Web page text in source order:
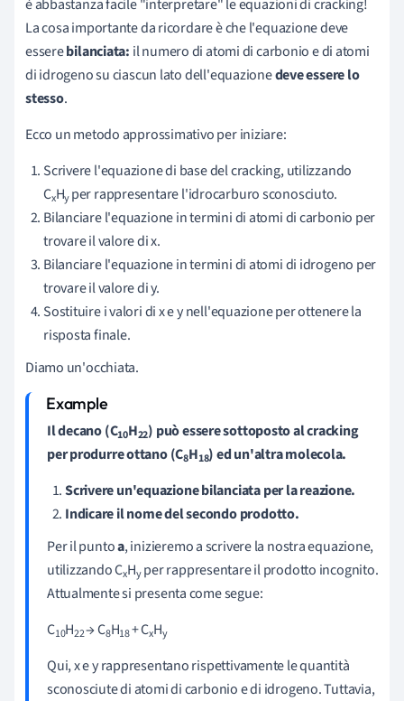
è abbastanza facile "interpretare" le equazioni di cracking!
La cosa importante da ricordare è che l'equazione deve
esserebilanciata: il numero di atomi di carbonio e di atomi
di idrogeno su ciascun lato dell'equazionedeve essere lo
stesso.
Ecco un metodo approssimativo per iniziare:
Scrivere l'equazione di base del cracking, utilizzando
CxHyper rappresentare l'idrocarburo sconosciuto.
Bilanciare l'equazione in termini di atomi di carbonio per
trovare il valore di x.
Bilanciare l'equazione in termini di atomi di idrogeno per
trovare il valore di y.
Sostituire i valori di x e y nell'equazione per ottenere la
risposta finale.
Diamo un'occhiata.
Il decano (C10H22) può essere sottoposto al cracking
per produrre ottano (C8H18) ed un'altra molecola.
Scrivere un'equazione bilanciata per la reazione.
Indicare il nome del secondo prodotto.
Per il puntoa, inizieremo a scrivere la nostra equazione,
utilizzando CxHyper rappresentare il prodotto incognito.
Attualmente si presenta come segue:
C10H22→ C8H18+ CxHy
Qui, x e y rappresentano rispettivamente le quantità
sconosciute di atomi di carbonio e di idrogeno. Tuttavia,